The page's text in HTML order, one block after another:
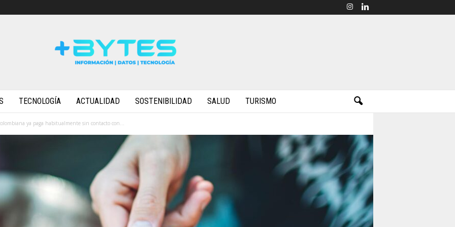
TECNOLOGÍA ACTUALIDAD SOSTENIBILIDAD SALUD TURISMO
ya paga habitualmente sin contacto con...